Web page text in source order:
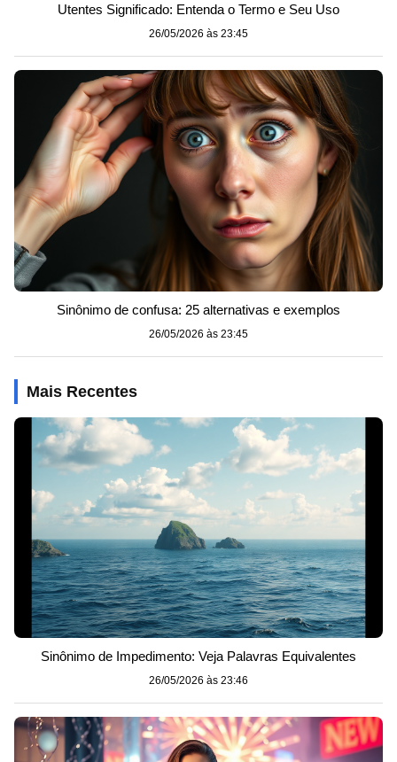
Utentes Significado: Entenda o Termo e Seu Uso
26/05/2026 às 23:45
Sinônimo de confusa: 25 alternativas e exemplos
26/05/2026 às 23:45
Mais Recentes
Sinônimo de Impedimento: Veja Palavras Equivalentes
26/05/2026 às 23:46